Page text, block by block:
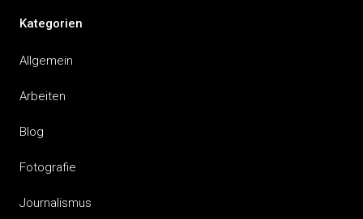
Kategorien
Allgemein
Arbeiten
Blog
Fotografie
Journalismus